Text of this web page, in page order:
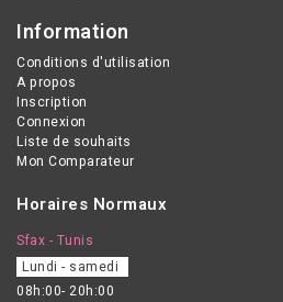
Information
Conditions d'utilisation
A propos
Inscription
Connexion
Liste de souhaits
Mon Comparateur
Horaires Normaux
Sfax - Tunis
Lundi - samedi
08h:00- 20h:00